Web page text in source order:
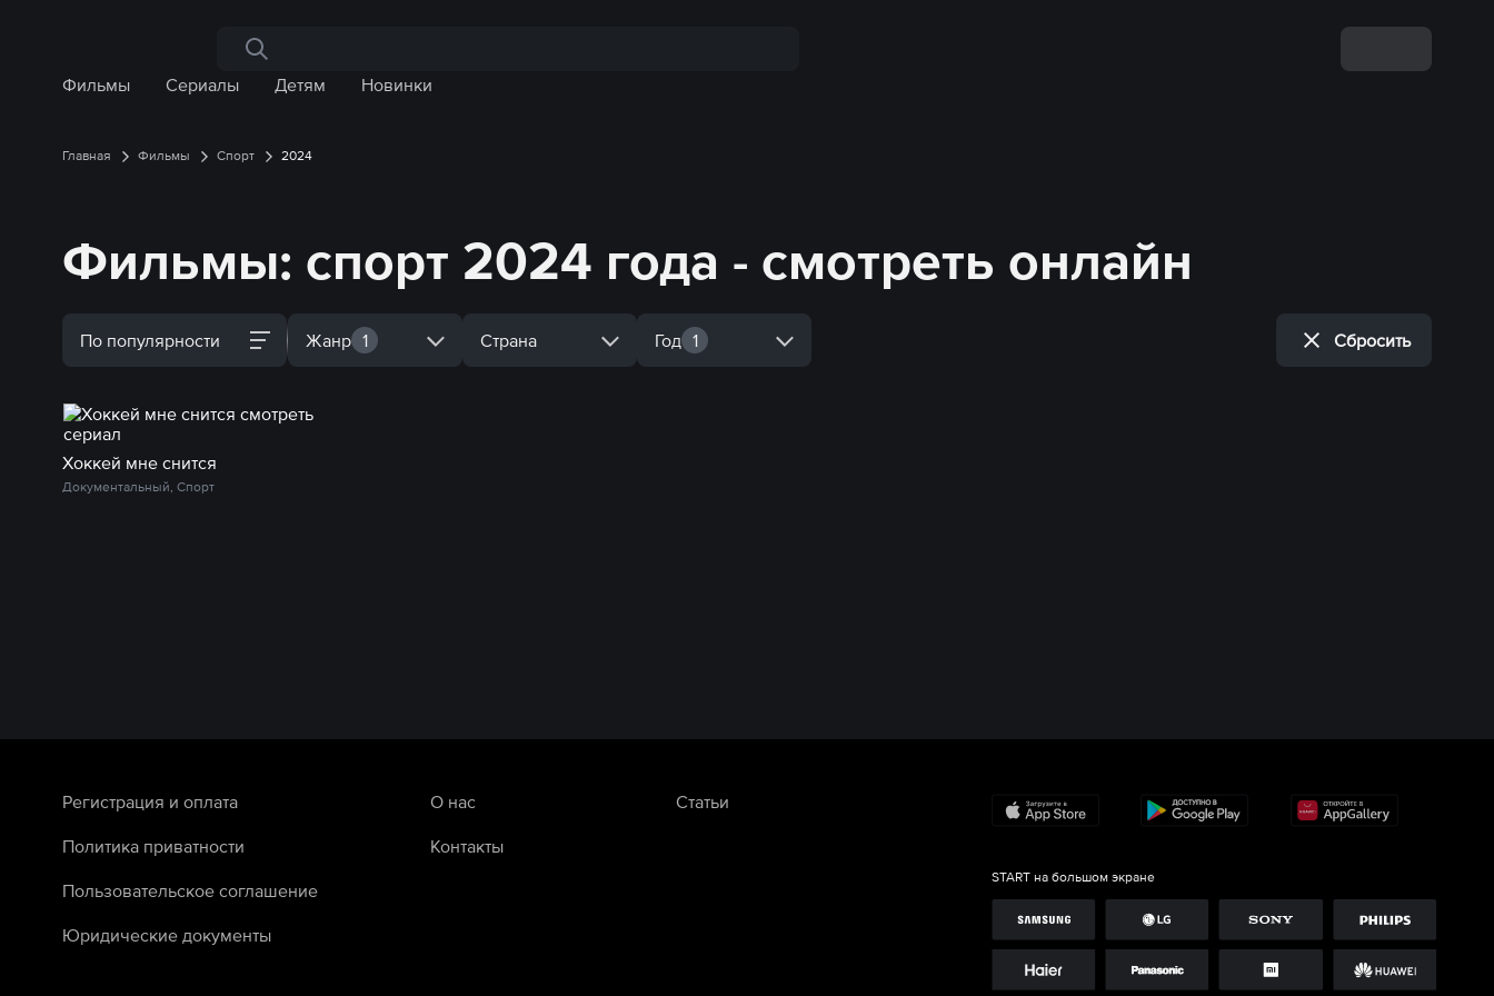
Поиск по сайту
Фильмы
Сериалы Детям Новинки
Главная Фильмы Спорт 2024
Фильмы: спорт 2024 года - смотреть онлайн
По популярности Жанр 1 Страна Год 1 Сбросить
Хоккей мне снится
Документальный, Спорт
Регистрация и оплата
Политика приватности
Пользовательское соглашение
Юридические документы
О нас
Контакты
Статьи
START на большом экране